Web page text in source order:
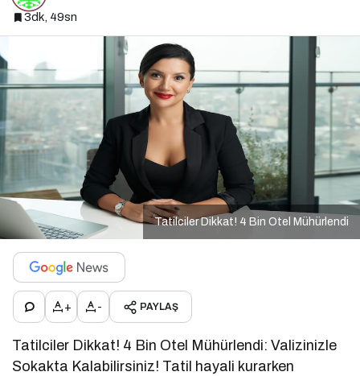
3dk, 49sn
Tatilciler Dikkat! 4 Bin Otel Mühürlendi
+ - PAYLAŞ
Tatilciler Dikkat! 4 Bin Otel Mühürlendi: Valizinizle
Sokakta Kalabilirsiniz! Tatil hayali kurarken